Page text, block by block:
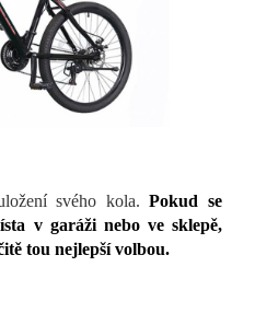
svého kola.Pokud se
v garáži nebo ve sklepě,
tou nejlepší volbou.